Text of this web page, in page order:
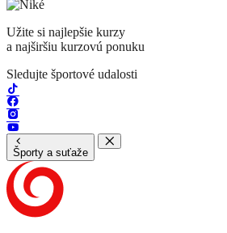
Užite si najlepšie kurzy
a najširšiu kurzovú ponuku
Sledujte športové udalosti
Športy a suťaže